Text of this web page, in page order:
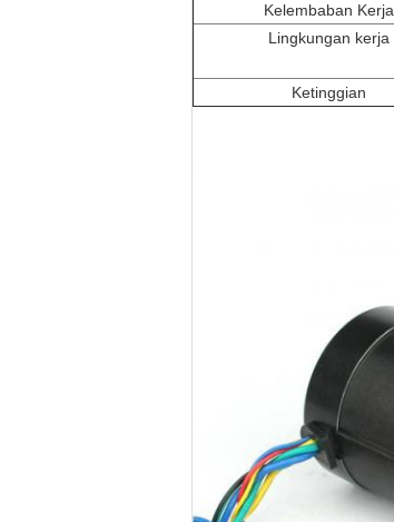
Kelembaban Kerja
Lingkungan kerja
Ketinggian